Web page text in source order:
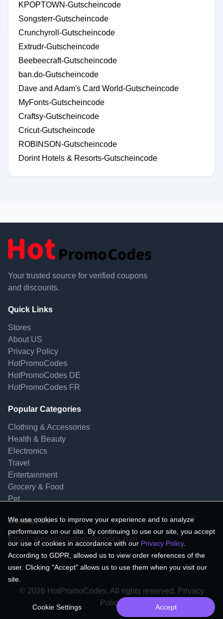
KPOPTOWN-Gutscheincode
Songsterr-Gutscheincode
Crunchyroll-Gutscheincode
Extrudr-Gutscheincode
Beebeecraft-Gutscheincode
ban.do-Gutscheincode
Dave and Adam's Card World-Gutscheincode
MyFonts-Gutscheincode
Craftsy-Gutscheincode
Cricut-Gutscheincode
ROBINSON-Gutscheincode
Dorint Hotels & Resorts-Gutscheincode
Your trusted source for verified coupons
and discounts.
Quick Links
Stores
About US
Privacy Policy
HotPromoCodes
HotPromoCodes DE
HotPromoCodes FR
Popular Categories
Clothing & Accessories
Health & Beauty
Electronics
Travel
Entertainment
Grocery & Food
Pet
Contact Us
Email: service@hotpromocodes.com
© 2026 HotPromoCodes, All rights reserved. Privacy
Policy.
We use cookies to improve your experience and to analyze
performance on our site. By continuing to use our site, you accept
our use of cookies in accordance with our Privacy Policy.
According to GDPR, allowed us to view order references of the
user. Clicking "Accept" allows us to use them when you visit our
site.
Cookie Settings Accept